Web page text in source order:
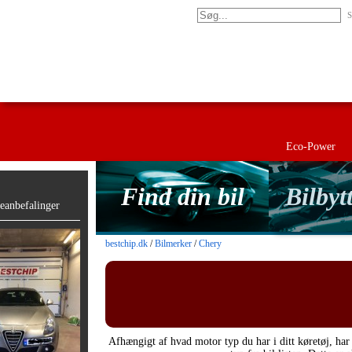
Eco-Power
Find din bil
bestchip.dk /Bilmerker /Chery
Afhængigt af hvad motor typ du har i ditt køretøj,